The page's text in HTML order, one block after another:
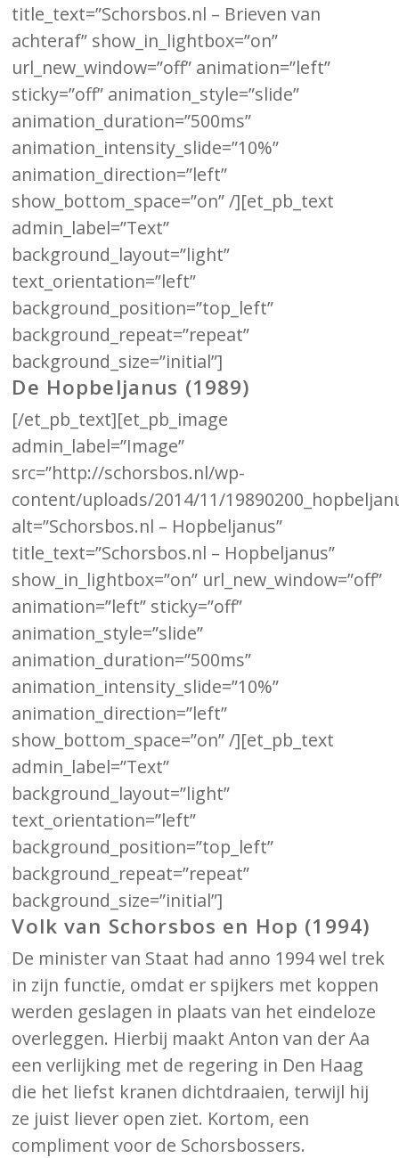
title_text=”Schorsbos.nl – Brieven van
achteraf” show_in_lightbox=”on”
url_new_window=”off” animation=”left”
sticky=”off” animation_style=”slide”
animation_duration=”500ms”
animation_intensity_slide=”10%”
animation_direction=”left”
show_bottom_space=”on” /][et_pb_text
admin_label=”Text”
background_layout=”light”
text_orientation=”left”
background_position=”top_left”
background_repeat=”repeat”
background_size=”initial”]
De Hopbeljanus (1989)
[/et_pb_text][et_pb_image
admin_label=”Image”
src=”http://schorsbos.nl/wp-
content/uploads/2014/11/
alt=”Schorsbos.nl – Hopbeljanus”
title_text=”Schorsbos.nl – Hopbeljanus”
show_in_lightbox=”on” url_new_window=”off”
animation=”left” sticky=”off”
animation_style=”slide”
animation_duration=”500ms”
animation_intensity_slide=”10%”
animation_direction=”left”
show_bottom_space=”on” /][et_pb_text
admin_label=”Text”
background_layout=”light”
text_orientation=”left”
background_position=”top_left”
background_repeat=”repeat”
background_size=”initial”]
Volk van Schorsbos en Hop (1994)
De minister van Staat had anno 1994 wel trek
in zijn functie, omdat er spijkers met koppen
werden geslagen in plaats van het eindeloze
overleggen. Hierbij maakt Anton van der Aa
een verlijking met de regering in Den Haag
die het liefst kranen dichtdraaien, terwijl hij
ze juist liever open ziet. Kortom, een
compliment voor de Schorsbossers.